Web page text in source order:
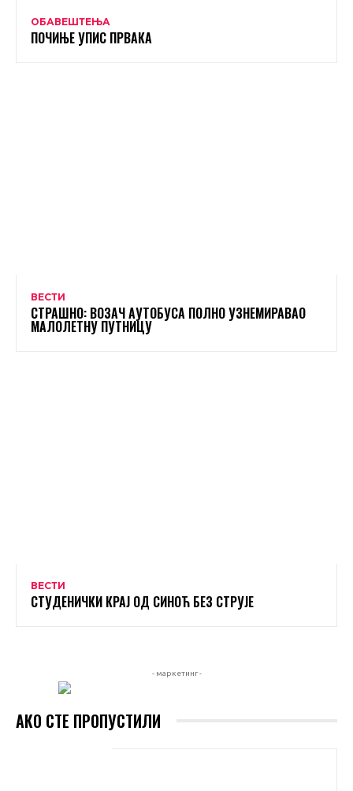
ОБАВЕШТЕЊА
ПОЧИЊЕ УПИС ПРВАКА
ВЕСТИ
СТРАШНО: ВОЗАЧ АУТОБУСА ПОЛНО УЗНЕМИРАВАО
МАЛОЛЕТНУ ПУТНИЦУ
ВЕСТИ
СТУДЕНИЧКИ КРАЈ ОД СИНОЋ БЕЗ СТРУЈЕ
- маркетинг -
АКО СТЕ ПРОПУСТИЛИ